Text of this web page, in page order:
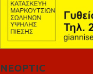
NEOPTIC